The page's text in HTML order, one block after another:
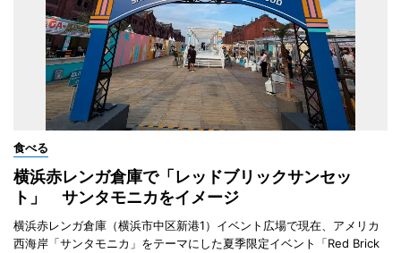
食べる
横浜赤レンガ倉庫で「レッドブリックサンセッ
ト」 サンタモニカをイメージ
横浜赤レンガ倉庫（横浜市中区新港1）イベント広場で現在、アメリカ
西海岸「サンタモニカ」をテーマにした夏季限定イベント「Red Brick